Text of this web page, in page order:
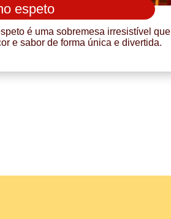
espeto
é uma sobremesa irresistível que
e sabor de forma única e divertida.